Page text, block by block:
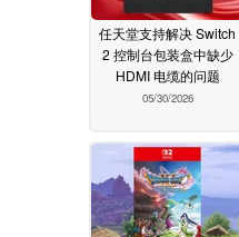
任天堂支持解决 Switch
2 控制台包装盒中缺少
HDMI 电缆的问题
05/30/2026